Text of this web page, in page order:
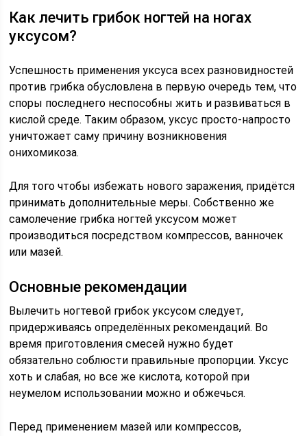
Как лечить грибок ногтей на ногах
уксусом?
Успешность применения уксуса всех разновидностей
против грибка обусловлена в первую очередь тем, что
споры последнего неспособны жить и развиваться в
кислой среде. Таким образом, уксус просто-напросто
уничтожает саму причину возникновения
онихомикоза.
Для того чтобы избежать нового заражения, придётся
принимать дополнительные меры. Собственно же
самолечение грибка ногтей уксусом может
производиться посредством компрессов, ванночек
или мазей.
Основные рекомендации
Вылечить ногтевой грибок уксусом следует,
придерживаясь определённых рекомендаций. Во
время приготовления смесей нужно будет
обязательно соблюсти правильные пропорции. Уксус
хоть и слабая, но все же кислота, которой при
неумелом использовании можно и обжечься.
Перед применением мазей или компрессов,